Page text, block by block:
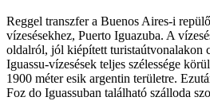
Reggel transzfer a Buenos Aires-i
vízesésekhez, Puerto Iguazuba. A
oldalról, jól kiépített turistaútvonalakon
Iguassu-vízesések teljes szélessége
1900 méter esik argentin területre.
Foz do Iguassuban található szálloda